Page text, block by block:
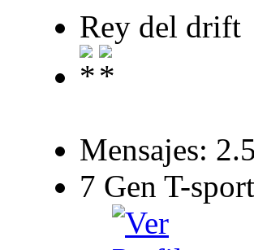
Rey del drift
Mensajes:
7 Gen T-sport